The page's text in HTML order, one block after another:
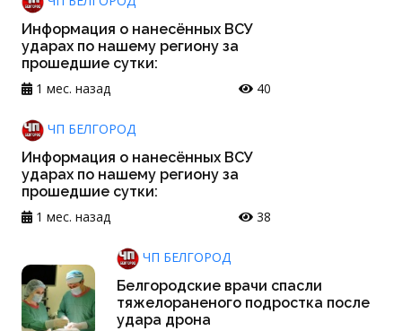
Информация о нанесённых ВСУ
ударах по нашему региону за
прошедшие сутки:
1 мес. назад
40
ЧП БЕЛГОРОД
Информация о нанесённых ВСУ
ударах по нашему региону за
прошедшие сутки:
1 мес. назад
38
ЧП БЕЛГОРОД
Белгородские врачи спасли
тяжелораненого подростка после
удара дрона